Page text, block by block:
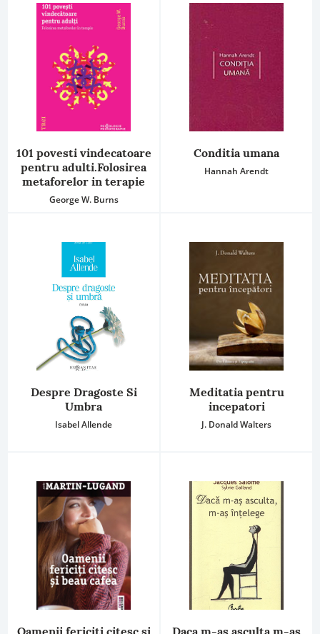
101 povesti vindecatoare
pentru adulti.Folosirea
metaforelor in terapie
George W. Burns
Conditia umana
Hannah Arendt
Despre Dragoste Si
Umbra
Isabel Allende
Meditatia pentru
incepatori
J. Donald Walters
Oamenii fericiţi citesc şi Daca m-as asculta m-as